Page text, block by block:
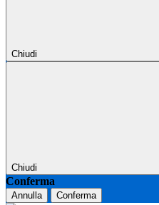
Chiudi
Chiudi
Conferma
Annulla Conferma